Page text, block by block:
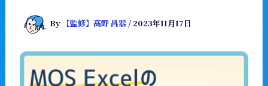
By 【監修】高野 昌器 / 2023年11月17日